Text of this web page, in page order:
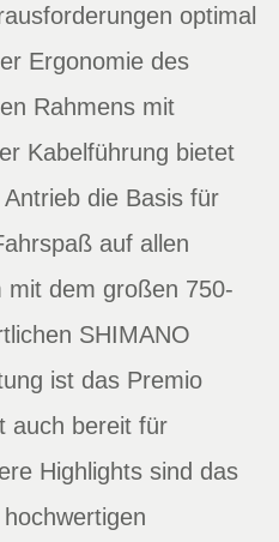
optimal
Ergonomie des
Rahmens mit
Kabelführung bietet
die Basis für
auf allen
mit dem großen 750-
SHIMANO
ist das Premio
auch bereit für
Highlights sind das